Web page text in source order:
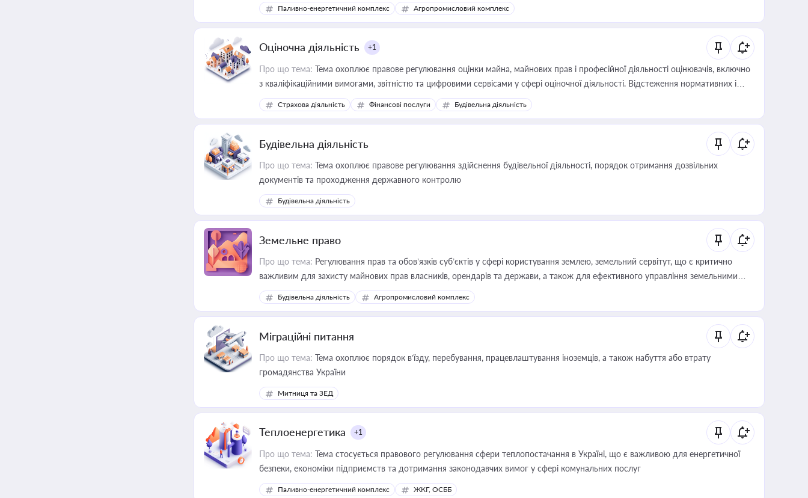
Паливно-енергетичний комплекс Агропромисловий комплекс
Оціночна діяльність +1
Про що тема: Тема охоплює правове регулювання оцінки майна, майнових прав і професійної діяльності оцінювачів, включно
з кваліфікаційними вимогами, звітністю та цифровими сервісами у сфері оціночної діяльності. Відстеження нормативних і
медійних змін у цій сфері корисне для власника бізнесу, керівника, юриста або бухгалтера під час оподаткування,
приватизації, оренди державного майна, корпоративних угод і перевірки статусу суб'єктів оціночної діяльності
Страхова діяльність Фінансові послуги Будівельна діяльність
Будівельна діяльність
Про що тема: Тема охоплює правове регулювання здійснення будівельної діяльності, порядок отримання дозвільних
документів та проходження державного контролю
Будівельна діяльність
Земельне право
Про що тема: Регулювання прав та обов’язків суб’єктів у сфері користування землею, земельний сервітут, що є критично
важливим для захисту майнових прав власників, орендарів та держави, а також для ефективного управління земельними
ресурсами
Будівельна діяльність Агропромисловий комплекс
Міграційні питання
Про що тема: Тема охоплює порядок в’їзду, перебування, працевлаштування іноземців, а також набуття або втрату
громадянства України
Митниця та ЗЕД
Теплоенергетика +1
Про що тема: Тема стосується правового регулювання сфери теплопостачання в Україні, що є важливою для енергетичної
безпеки, економіки підприємств та дотримання законодавчих вимог у сфері комунальних послуг
Паливно-енергетичний комплекс ЖКГ, ОСББ